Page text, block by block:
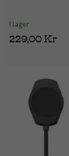
I lager
229,00 Kr